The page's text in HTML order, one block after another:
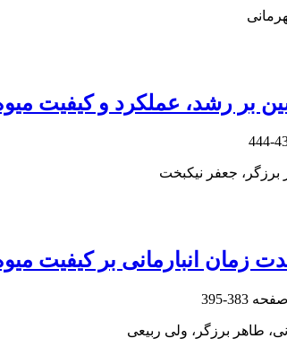
بر رشد، عملکرد و کیفیت
برزگر، جعفر نیکبخت
زمان انبارمانی بر کیفیت
383-395
طاهر برزگر، ولی ربیعی